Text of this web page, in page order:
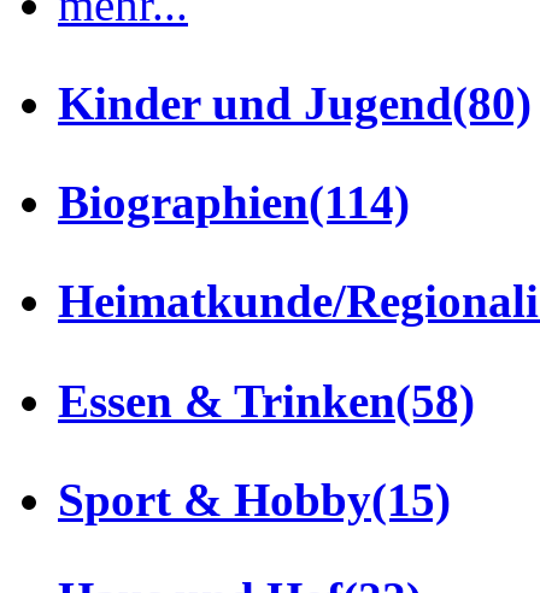
Kinder und Jugend(80)
Biographien(114)
Heimatkunde/
Essen & Trinken(58)
Sport & Hobby(15)